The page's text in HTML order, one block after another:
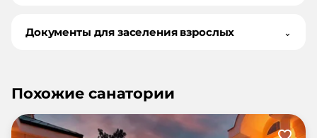
Документы для заселения взрослых ⌄
Похожие санатории